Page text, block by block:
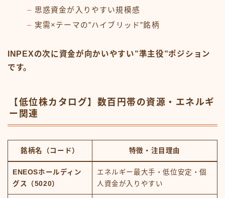
思惑資金が入りやすい規模感
実需×テーマの”ハイブリッド”銘柄
INPEXの次に資金が向かいやすい”準主役”ポジション
です。
【低位株カタログ】数百円帯の資源・エネルギ
ー関連
銘柄名（コード） 特徴・注目理由
ENEOSホールディン
グス（5020）
エネルギー最大手・低位安定・個
人資金が入りやすい